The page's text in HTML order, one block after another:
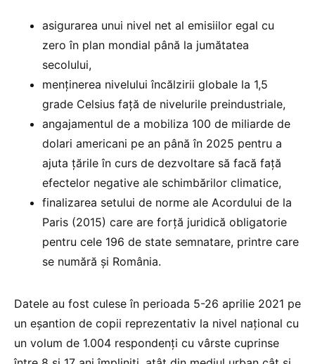
asigurarea unui nivel net al emisiilor egal cu
zero în plan mondial până la jumătatea
secolului,
menținerea nivelului încălzirii globale la 1,5
grade Celsius față de nivelurile preindustriale,
angajamentul de a mobiliza 100 de miliarde de
dolari americani pe an până în 2025 pentru a
ajuta țările în curs de dezvoltare să facă față
efectelor negative ale schimbărilor climatice,
finalizarea setului de norme ale Acordului de la
Paris (2015) care are forță juridică obligatorie
pentru cele 196 de state semnatare, printre care
se numără și România.
Datele au fost culese în perioada 5-26 aprilie 2021 pe
un eșantion de copii reprezentativ la nivel național cu
un volum de 1.004 respondenți cu vârste cuprinse